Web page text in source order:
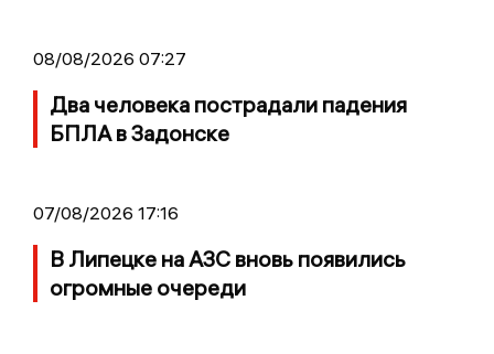
08/08/2026 07:27
Два человека пострадали падения
БПЛА в Задонске
07/08/2026 17:16
В Липецке на АЗС вновь появились
огромные очереди